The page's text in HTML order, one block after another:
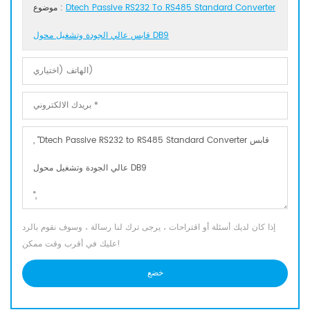
موضوع : Dtech Passive RS232 To RS485 Standard Converter
قابس عالي الجودة وتشغيل محول DB9
إذا كان لديك أسئلة أو اقتراحات ، يرجى ترك لنا رسالة ، وسوف نقوم بالرد
عليك في أقرب وقت ممكن!